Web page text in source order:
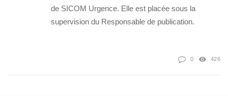
de SICOM Urgence. Elle est placée sous la
supervision du Responsable de publication.
0 426